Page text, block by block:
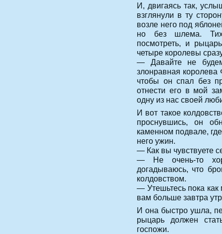
И, двигаясь так,
взглянули в ту
возле него под
но без шлема.
посмотреть, и
четыре королевы
— Давайте не
злонравная
чтобы он спал без
отнести его в мой
одну из нас своей
И вот такое
проснувшись, он
каменном подвале,
него ужин.
— Как вы чувствуете
— Не очень-то
догадываюсь, что
колдовством.
— Утешьтесь пока
вам больше завтра
И она быстро ушла,
рыцарь должен
госпожи.